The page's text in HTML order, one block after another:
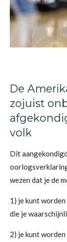
De
zojuist
volk
Dit
wezen dat je de
1) je kunt
die je
2) je kunt